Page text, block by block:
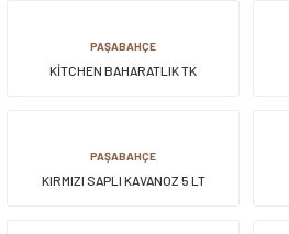
PAŞABAHÇE
KİTCHEN BAHARATLIK TK
PAŞABAHÇE
KIRMIZI SAPLI KAVANOZ 5 LT